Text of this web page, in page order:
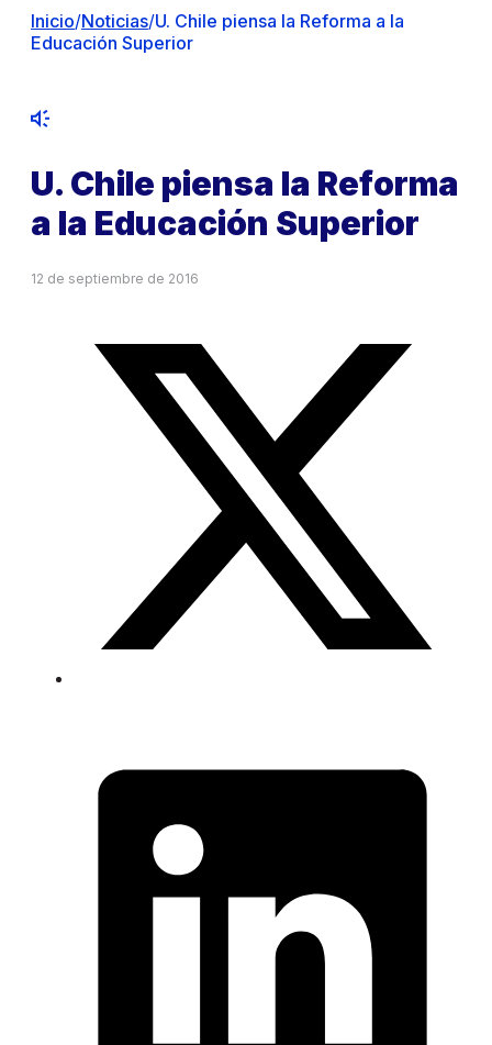
Inicio/Noticias/U. Chile piensa la Reforma a la
Educación Superior
U. Chile piensa la Reforma
a la Educación Superior
12 de septiembre de 2016